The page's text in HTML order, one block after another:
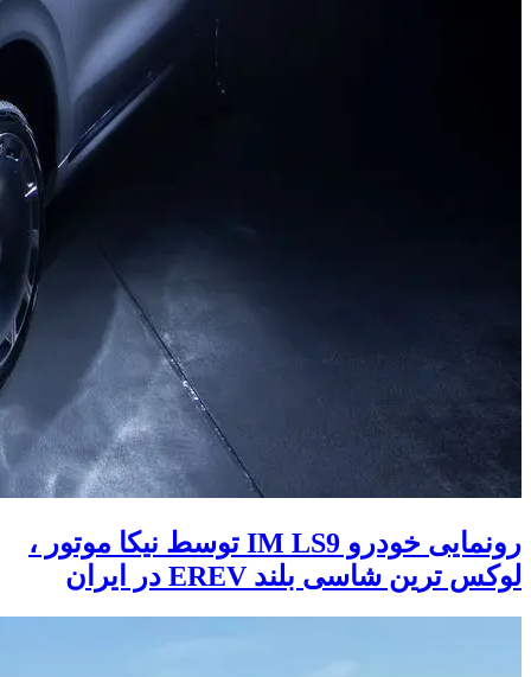
رونمایی خودرو IM LS9 توسط نیکا موتور ،
لوکس ترین شاسی بلند EREV در ایران